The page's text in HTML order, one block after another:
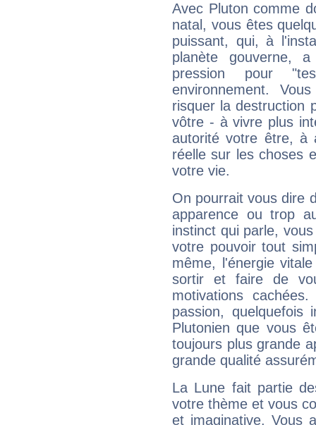
Avec Pluton comme
natal, vous êtes
puissant, qui, à
planète gouverne,
pression pour
environnement.
risquer la destruction
vôtre - à vivre plus
autorité votre être, à
réelle sur les choses
votre vie.
On pourrait vous dire
apparence ou trop
instinct qui parle,
votre pouvoir tout
même, l'énergie
sortir et faire de
motivations
passion, quelquefois
Plutonien que vous
toujours plus grande
grande qualité
La Lune fait partie
votre thème et vous
et imaginative. Vous